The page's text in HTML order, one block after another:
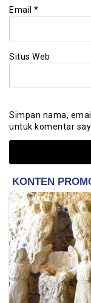
Email *
Situs Web
Simpan nama,
untuk komentar